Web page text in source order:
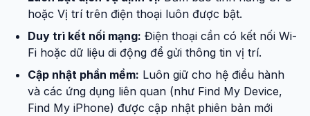
hoặc Vị trí trên điện thoại luôn được bật.
Duy trì kết nối mạng: Điện thoại cần có kết nối Wi-
Fi hoặc dữ liệu di động để gửi thông tin vị trí.
Cập nhật phần mềm: Luôn giữ cho hệ điều hành
và các ứng dụng liên quan (như Find My Device,
Find My iPhone) được cập nhật phiên bản mới